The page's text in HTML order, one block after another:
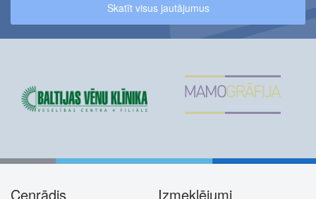
Skatīt visus jautājumus
Cenrādis Izmeklējumi